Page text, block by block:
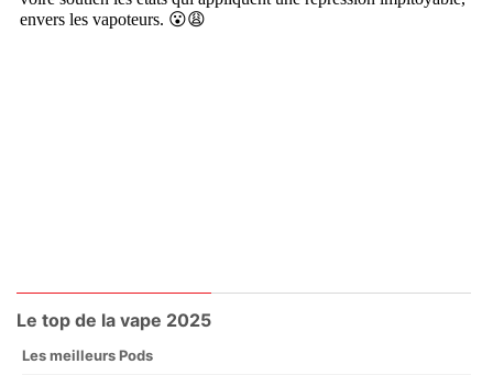
Le top de la vape 2025
Les meilleurs Pods